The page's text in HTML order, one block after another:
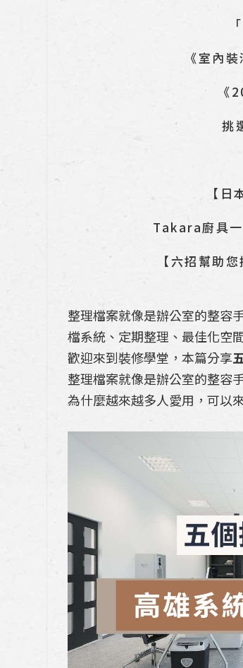
《室內
《
挑
【
Takara廚具
【六招幫助
整理檔案就像是辦公室的整容
檔系統、定期整理、最佳化空
歡迎來到裝修學堂，本篇分享
整理檔案就像是辦公室的整容
為什麼越來越多人愛用，可以